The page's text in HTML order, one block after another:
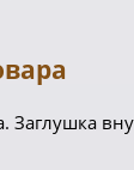
Заглушка